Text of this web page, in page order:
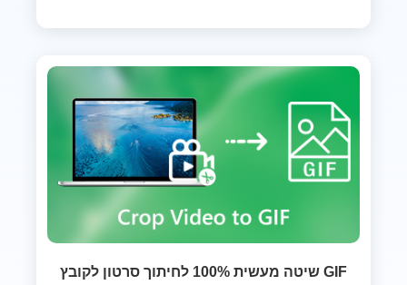
שיטה מעשית 100% לחיתוך סרטון לקובץ GIF